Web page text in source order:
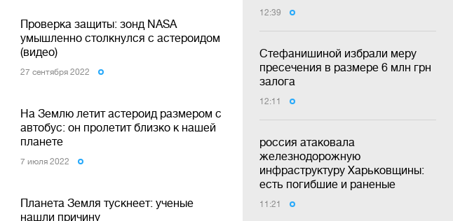
12:39
Стефанишиной избрали меру
пресечения в размере 6 млн грн
залога
12:11
россия атаковала
железнодорожную
инфраструктуру Харьковщины:
есть погибшие и раненые
11:21
Проверка защиты: зонд NASA
умышленно столкнулся с астероидом
(видео)
27 сентября 2022
На Землю летит астероид размером с
автобус: он пролетит близко к нашей
планете
7 июля 2022
Планета Земля тускнеет: ученые
нашли причину